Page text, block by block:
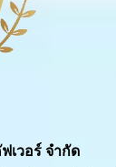
เวอร์ จำกัด